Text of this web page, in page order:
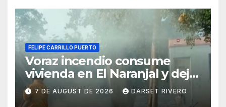
FELIPE CARRILLO PUERTO
Voraz incendio consume
vivienda en El Naranjal y deja
a una familia sin patrimonio
7 DE AUGUST DE 2026 DARSET RIVERO